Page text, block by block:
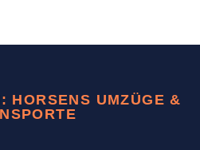
HORSENS UMZÜGE &